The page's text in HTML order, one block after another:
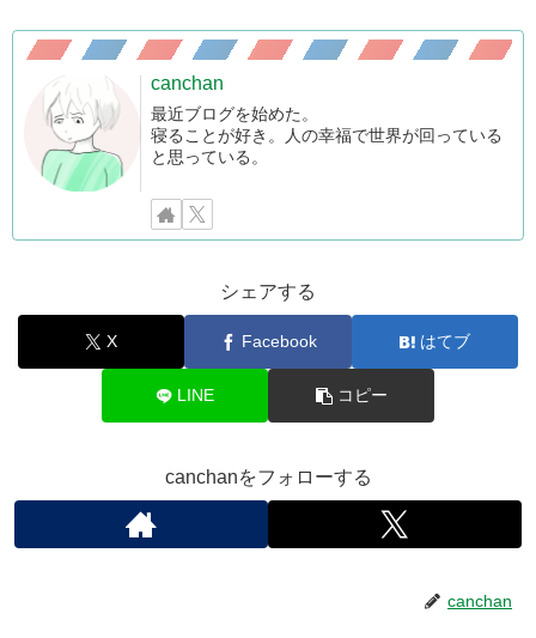
canchan
最近ブログを始めた。
寝ることが好き。人の幸福で世界が回っている
と思っている。
シェアする
X Facebook はてブ
LINE コピー
canchanをフォローする
canchan